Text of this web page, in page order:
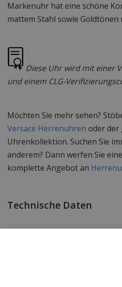
Markenuhr hat eine schöne
mattem Stahl sowie Goldtönen
Diese Uhr wird mit einer
und einem CLG-
Möchten Sie mehr sehen?
Versace Herrenuhren oder der
Uhrenkollektion. Suchen Sie
anderem? Dann werfen Sie
komplette Angebot an
Technische Daten